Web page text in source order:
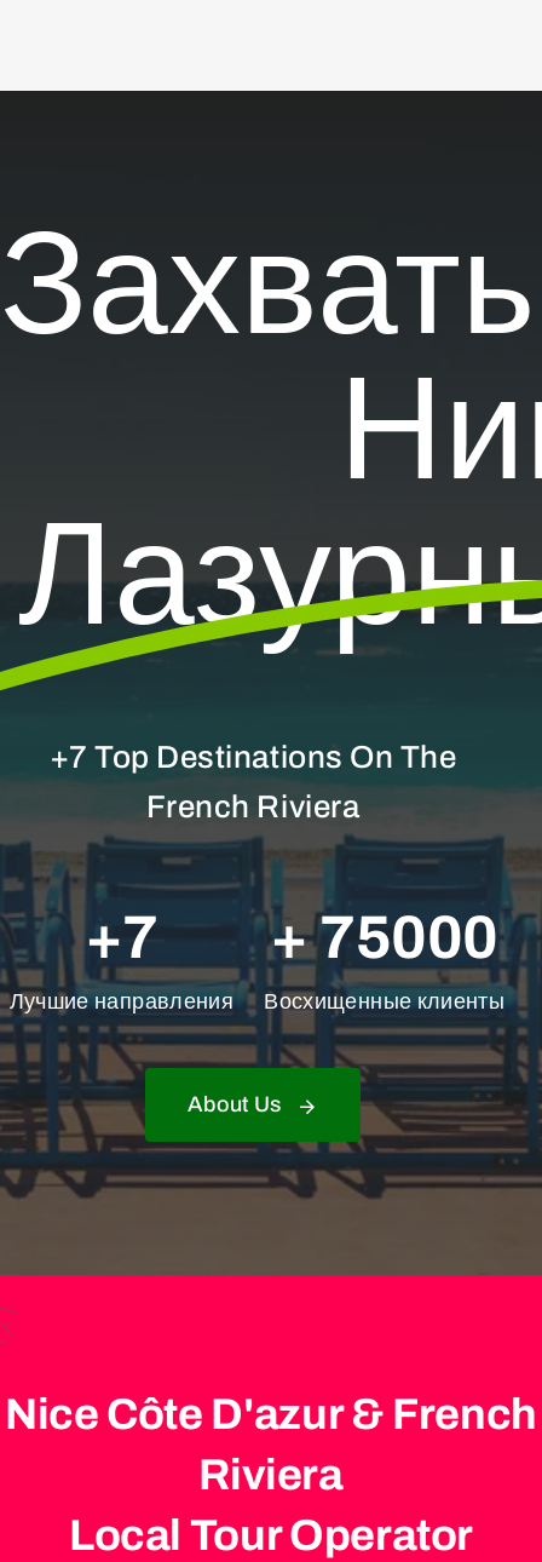
+7 Top Destinations On The
French Riviera
+7
Лучшие направления
+ 75000
Восхищенные клиенты
About Us
Nice Côte D'azur & French
Riviera
Local Tour Operator